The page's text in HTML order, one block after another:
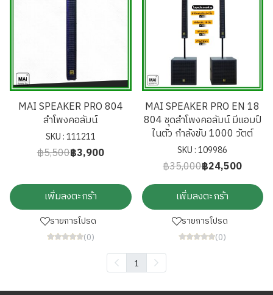
MAI SPEAKER PRO 804
ลำโพงคอลัมน์
SKU : 111211
฿5,500฿3,900
เพิ่มลงตะกร้า
รายการโปรด
(0)
MAI SPEAKER PRO EN 18
804 ชุดลำโพงคอลัมน์ มีแอมป์
ในตัว กำลังขับ 1000 วัตต์
SKU : 109986
฿35,000฿24,500
เพิ่มลงตะกร้า
รายการโปรด
(0)
1